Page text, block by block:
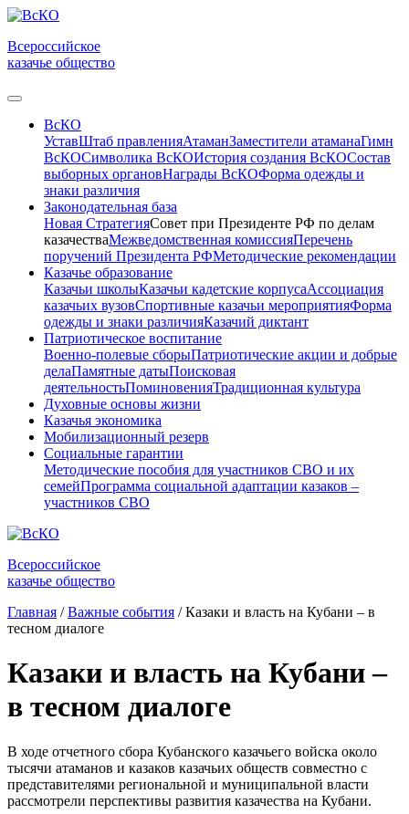
Всероссийское
казачье общество
ВсКО
УставШтаб правленияАтаманЗаместители атаманаГимн
ВсКОСимволика ВсКОИстория создания ВсКОСостав
выборных органовНаграды ВсКОФорма одежды и
знаки различия
Законодательная база
Новая СтратегияСовет при Президенте РФ по делам
казачестваМежведомственная комиссияПеречень
поручений Президента РФМетодические рекомендации
Казачье образование
Казачьи школыКазачьи кадетские корпусаАссоциация
казачьих вузовСпортивные казачьи мероприятияФорма
одежды и знаки различияКазачий диктант
Патриотическое воспитание
Военно-полевые сборыПатриотические акции и добрые
делаПамятные датыПоисковая
деятельностьПоминовенияТрадиционная культура
Духовные основы жизни
Казачья экономика
Мобилизационный резерв
Социальные гарантии
Методические пособия для участников СВО и их
семейПрограмма социальной адаптации казаков –
участников СВО
Всероссийское
казачье общество
Главная / Важные события / Казаки и власть на Кубани – в
тесном диалоге
Казаки и власть на Кубани –
в тесном диалоге
В ходе отчетного сбора Кубанского казачьего войска около
тысячи атаманов и казаков казачьих обществ совместно с
представителями региональной и муниципальной власти
рассмотрели перспективы развития казачества на Кубани.